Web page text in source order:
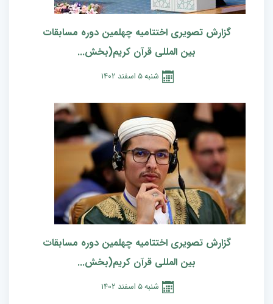
گزارش تصویری اختتامیه چهلمین دوره مسابقات
بین المللی قرآن کریم(بخش...
شنبه5 اسفند 1402
گزارش تصویری اختتامیه چهلمین دوره مسابقات
بین المللی قرآن کریم(بخش...
شنبه5 اسفند 1402